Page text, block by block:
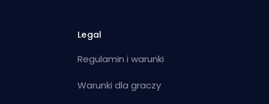
Legal
Regulamin i warunki
Warunki dla graczy